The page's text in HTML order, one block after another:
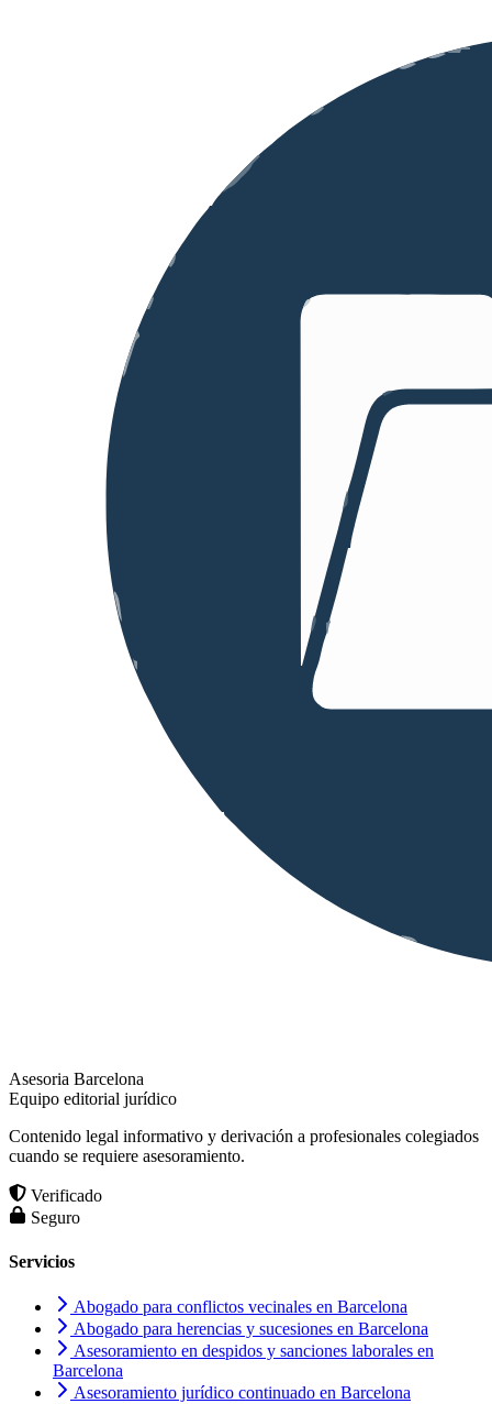
Asesoria Barcelona
Equipo editorial jurídico
Contenido legal informativo y derivación a profesionales colegiados
cuando se requiere asesoramiento.
Verificado
Seguro
Servicios
Abogado para conflictos vecinales en Barcelona
Abogado para herencias y sucesiones en Barcelona
Asesoramiento en despidos y sanciones laborales en
Barcelona
Asesoramiento jurídico continuado en Barcelona